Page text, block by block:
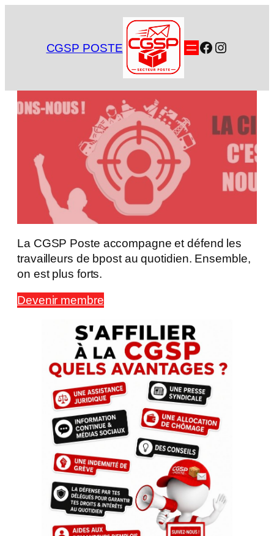
CGSP POSTE Facebook
La CGSP Poste accompagne et défend les
travailleurs de bpost au quotidien. Ensemble,
on est plus forts.
Devenir membre